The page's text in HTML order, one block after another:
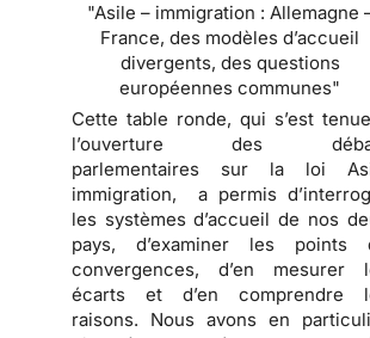
"Asile – immigration : Allemagne
France, des modèles d’accueil
divergents, des questions
européennes communes"
Cette table ronde, qui s’est
l’ouverture des
parlementaires sur la loi
immigration, a permis
les systèmes d’accueil de nos
pays, d’examiner les points
convergences, d’en mesurer
écarts et d’en comprendre
raisons. Nous avons en